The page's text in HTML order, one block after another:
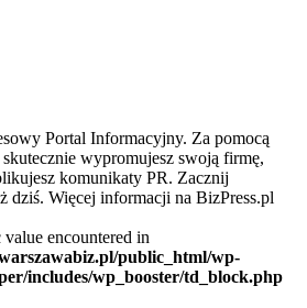
Portal Informacyjny. Za pomocą
wypromujesz swoją firmę,
komunikaty PR. Zacznij
dziś. Więcej informacji na BizPress.pl
encountered in
public_html/wp-
includes/wp_booster/td_block.php